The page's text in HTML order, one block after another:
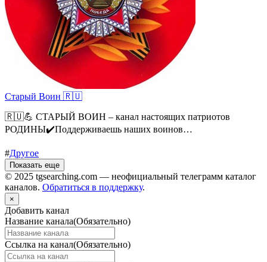
Старый Воин 🇷🇺
🇷🇺💪 СТАРЫЙ ВОИН – канал настоящих патриотов
РОДИНЫ✔️Поддерживаешь наших воинов…
#Другое
Показать еще
© 2025 tgsearching.com — неофициальный телеграмм каталог
каналов. Обратиться в поддержку.
×
Добавить канал
Название канала(Обязательно)
Ссылка на канал(Обязательно)